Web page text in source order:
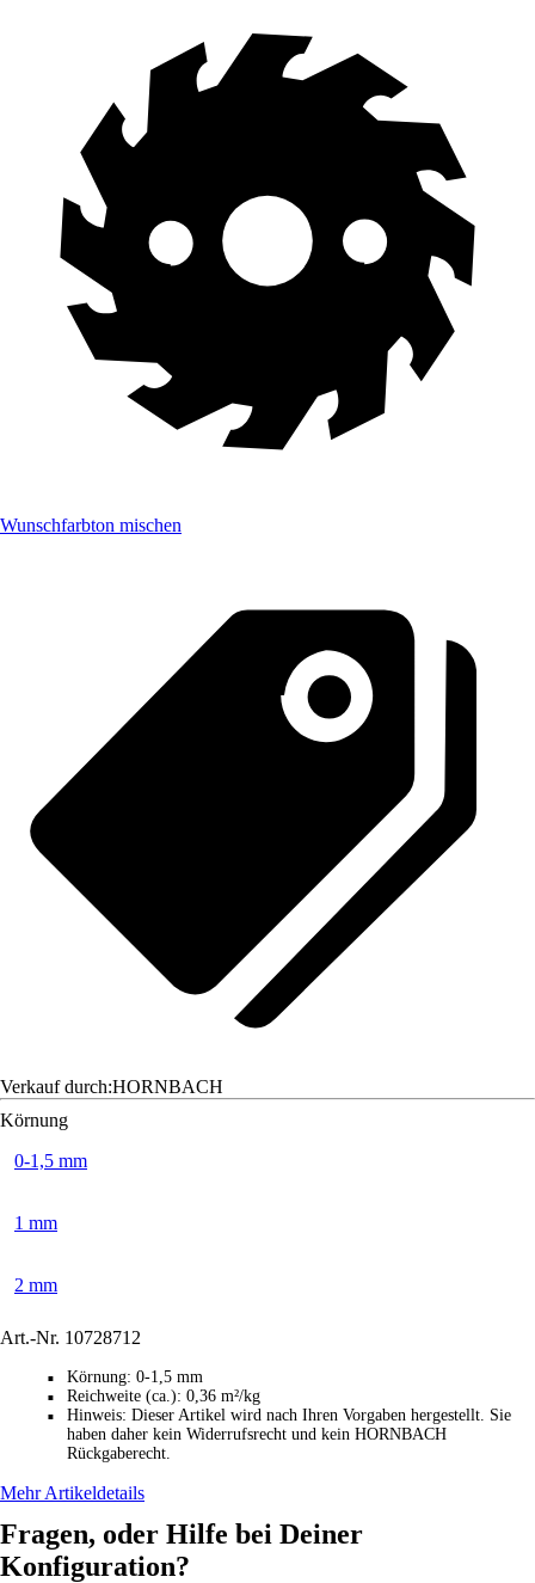
Wunschfarbton mischen
Verkauf durch:HORNBACH
Körnung
0-1,5 mm
1 mm
2 mm
Art.-Nr. 10728712
■ Körnung: 0-1,5 mm
■ Reichweite (ca.): 0,36 m²/kg
■ Hinweis: Dieser Artikel wird nach Ihren Vorgaben hergestellt. Sie
haben daher kein Widerrufsrecht und kein HORNBACH
Rückgaberecht.
Mehr Artikeldetails
Fragen, oder Hilfe bei Deiner
Konfiguration?